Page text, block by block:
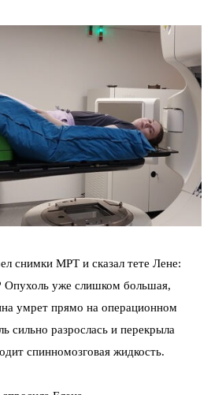
снимки МРТ и сказал тете Лене:
уже слишком большая,
умрет прямо на операционном
сильно разрослась и перекрыла
спинномозговая жидкость.